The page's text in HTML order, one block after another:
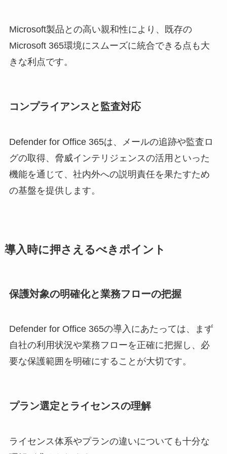
Microsoft製品との高い親和性により、既存の
Microsoft 365環境にスムーズに統合できる点も大
きな利点です。
コンプライアンスと監査対応
Defender for Office 365は、メールの追跡や監査ロ
グの取得、脅威インテリジェンスの活用といった
機能を通じて、社内外への説明責任を果たすため
の基盤を提供します。
導入時に押さえるべきポイント
保護対象の明確化と業務フローの把握
Defender for Office 365の導入にあたっては、まず
自社の利用状況や業務フローを正確に把握し、必
要な保護範囲を明確にすることが大切です。
プラン選定とライセンスの理解
ライセンス体系やプランの違いについても十分な